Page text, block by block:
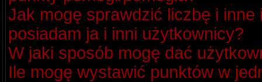
Jak mogę sprawdzić liczbę i
posiadam ja i inni użytkownicy?
W jaki sposób mogę dać
Ile mogę wystawić punktów w